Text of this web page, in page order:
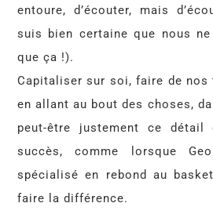
entoure, d’écouter, mais
suis bien certaine que nous
que ça !).
Capitaliser sur soi, faire de
en allant au bout des choses,
peut-être justement ce
succès, comme lorsque
spécialisé en rebond au
faire la différence.